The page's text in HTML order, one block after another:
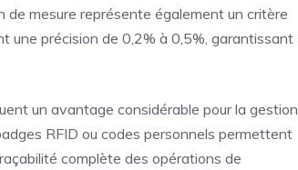
mesure représente également un critère
une précision de 0,2% à 0,5%, garantissant
un avantage considérable pour la gestion
RFID ou codes personnels permettent
complète des opérations de